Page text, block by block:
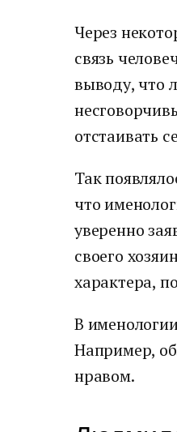
Через
связь
выводу, что
отстаивать
Так
что
уверенно
своего
характера,
В
Например,
нравом.